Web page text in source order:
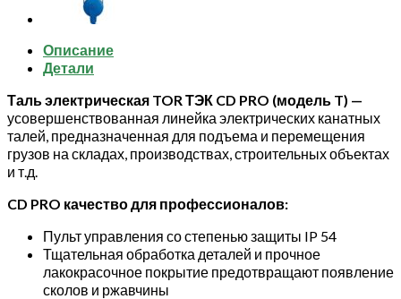
36
м
(серия
T)
Описание
Детали
Таль электрическая TOR ТЭК CD PRO (модель T) —
усовершенствованная линейка электрических канатных
талей, предназначенная для подъема и перемещения
грузов на складах, производствах, строительных объектах
и т.д.
CD PRO качество для профессионалов:
Пульт управления со степенью защиты IP 54
Тщательная обработка деталей и прочное
лакокрасочное покрытие предотвращают появление
сколов и ржавчины